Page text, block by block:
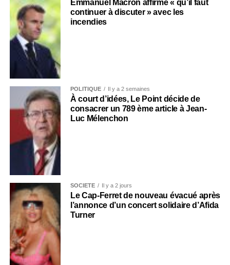
Emmanuel Macron affirme « qu’il faut
continuer à discuter » avec les
incendies
POLITIQUE Il y a 2 semaines
À court d’idées, Le Point décide de
consacrer un 789 ème article à Jean-
Luc Mélenchon
SOCIÉTÉ Il y a 2 jours
Le Cap-Ferret de nouveau évacué après
l’annonce d’un concert solidaire d’Afida
Turner